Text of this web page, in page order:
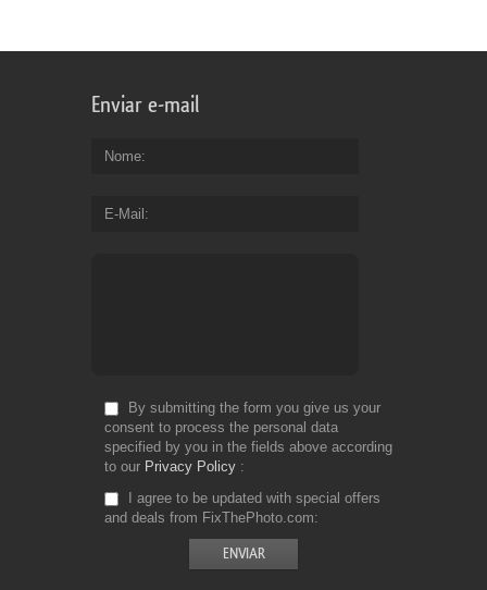
Enviar e-mail
Nome
E-Mail
By submitting the form you give us your
consent to process the personal data
specified by you in the fields above according
to our Privacy Policy
I agree to be updated with special offers
and deals from FixThePhoto.com